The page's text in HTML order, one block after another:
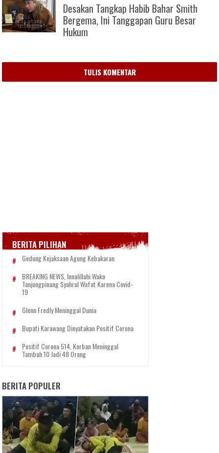
Desakan Tangkap Habib Bahar Smith
Bergema, Ini Tanggapan Guru Besar
Hukum
TULIS KOMENTAR
BERITA PILIHAN
Gedung Kejaksaan Agung Kebakaran
BREAKING NEWS, Innalillahi Wako
Tanjungpinang Syahrul Wafat Karena Covid-
19
Glenn Fredly Meninggal Dunia
Bupati Karawang Dinyatakan Positif Corona
Positif Corona 514, Korban Meninggal
Tambah 10 Jadi 48 Orang
BERITA POPULER